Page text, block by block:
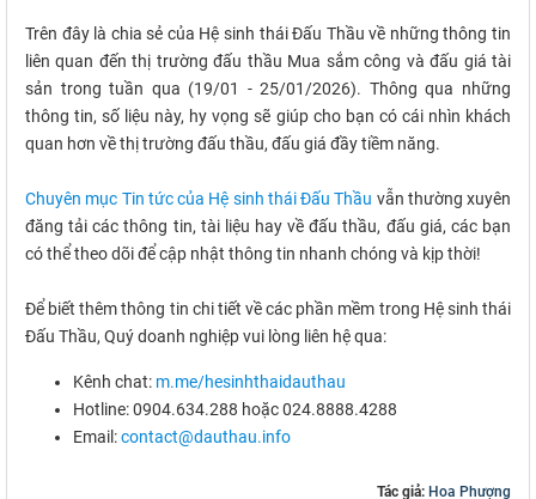
Trên đây là chia sẻ của Hệ sinh thái Đấu Thầu về những thông tin
liên quan đến thị trường đấu thầu Mua sắm công và đấu giá tài
sản trong tuần qua (19/01 - 25/01/2026). Thông qua những
thông tin, số liệu này, hy vọng sẽ giúp cho bạn có cái nhìn khách
quan hơn về thị trường đấu thầu, đấu giá đầy tiềm năng.
Chuyên mục Tin tức của Hệ sinh thái Đấu Thầu vẫn thường xuyên
đăng tải các thông tin, tài liệu hay về đấu thầu, đấu giá, các bạn
có thể theo dõi để cập nhật thông tin nhanh chóng và kịp thời!
Để biết thêm thông tin chi tiết về các phần mềm trong Hệ sinh thái
Đấu Thầu, Quý doanh nghiệp vui lòng liên hệ qua:
Kênh chat: m.me/hesinhthaidauthau
Hotline: 0904.634.288 hoặc 024.8888.4288
Email:contact@dauthau.info
Tác giả: Hoa Phượng